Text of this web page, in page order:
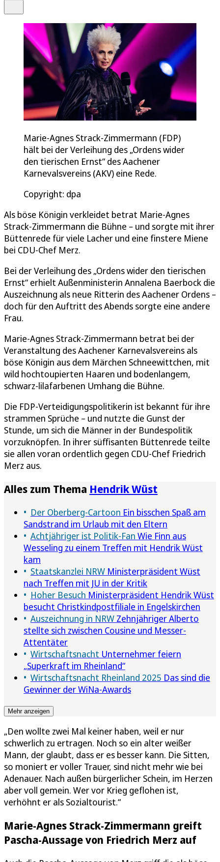
Marie-Agnes Strack-Zimmermann (FDP)
hält bei der Verleihung des „Ordens wider
den tierischen Ernst“ des Aachener
Karnevalsvereins (AKV) eine Rede.
Copyright: dpa
Als böse Königin verkleidet betrat Marie-Agnes
Strack-Zimmermann die Bühne – und sorgte mit ihrer
Büttenrede für viele Lacher und eine finstere Miene
bei CDU-Chef Merz.
Bei der Verleihung des „Ordens wider den tierischen
Ernst“ erhielt Außenministerin Annalena Baerbock die
Auszeichnung als neue Ritterin des Aachener Ordens –
doch für den Auftritt des Abends sorgte eine andere
Frau.
Marie-Agnes Strack-Zimmermann betrat bei der
Veranstaltung des Aachener Karnevalsvereins als
böse Königin aus dem Märchen Schneewittchen, mit
wild hochtoupierten Haaren und bodenlangem,
schwarz-lilafarbenen Umhang die Bühne.
Die FDP-Verteidigungspolitikerin ist bekannt für ihre
strammen Sprüche – und nutzte die Gunst der
Stunde, um sich die Männer in der Bundespolitik
vorzuknöpfen. In ihrer süffisanten Büttenrede teilte
sie allen voran ordentlich gegen CDU-Chef Friedrich
Merz aus.
Alles zum Thema Hendrik Wüst
Der Oberberg-Cartoon Ein bisschen Spaß am
Sandstrand im Urlaub mit den Eltern
Achtjähriger ist Politik-Fan Wie Finn aus
Wesseling zu einem Treffen mit Hendrik Wüst
kam
Staatskanzlei NRW Ministerpräsident Wüst
nach Treffen mit JU in der Kritik
Hoher Besuch Ministerpräsident Hendrik Wüst
besucht Christkindpostfiliale in Engelskirchen
Auszeichnung in NRW Zehnjähriger Alberto
stellte sich zwischen Cousine und Messer-
Attentäter
Wirtschaftsnacht Unternehmer feiern
„Superkraft im Rheinland“
Wirtschaftsnacht Rheinland 2025 Das sind die
Gewinner der WiNa-Awards
Mehr anzeigen
„Den wollte zwei Mal keiner haben, weil er nur
schwerlich zu ertragen. Noch so ein alter weißer
Mann, der glaubt, dass er es besser kann. Die Sitten,
so moniert er voller Trauer, sind nicht mehr wie bei
Adenauer. Nach außen bürgerlicher Schein, im Herzen
aber voll gemein. Wer vor Krieg geflohen ist,
verhöhnt er als Sozialtourist.“
Marie-Agnes Strack-Zimmermann greift
Pascha-Aussage von Friedrich Merz auf